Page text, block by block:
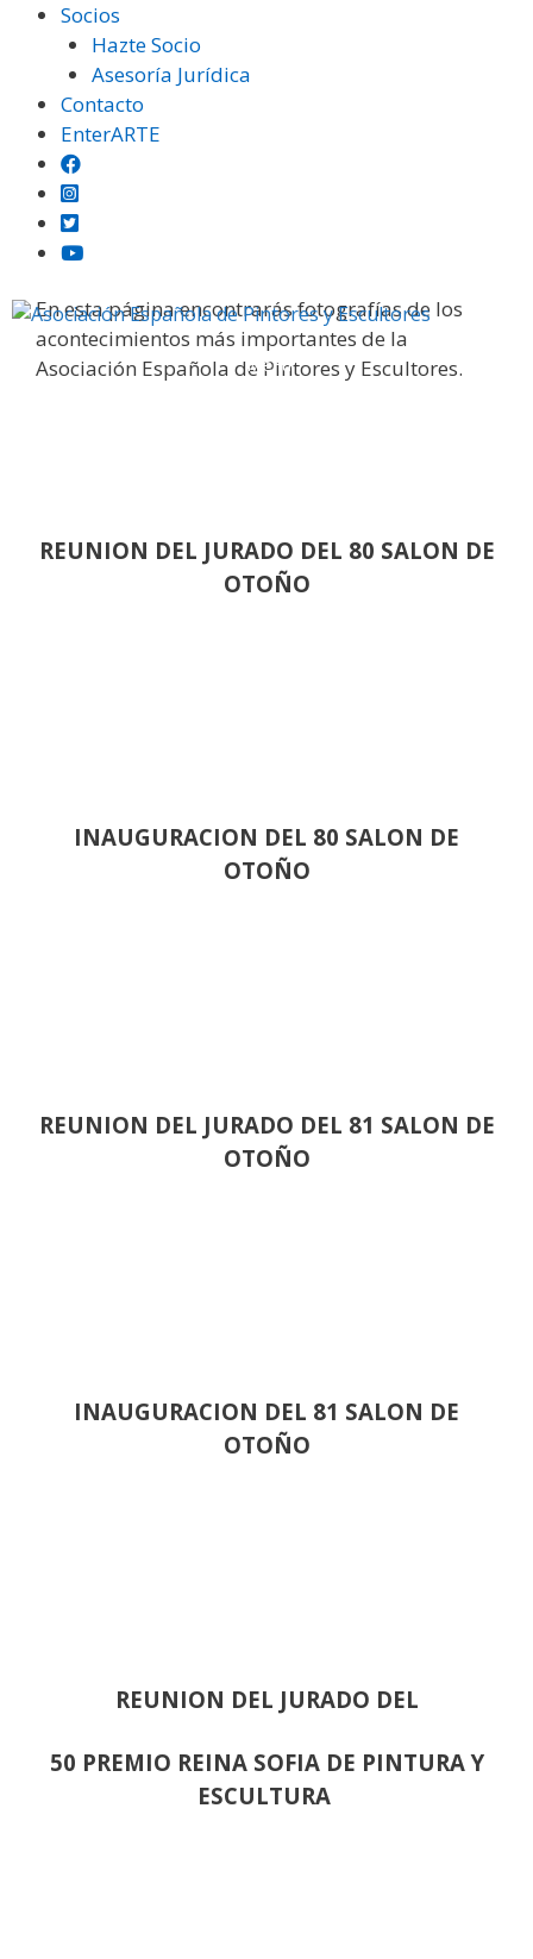
Saltar
contenido
Socios
Hazte Socio
Asesoría Jurídica
Contacto
EnterARTE
Menú
En esta página encontrarás fotografías de los
acontecimientos más importantes de la
Asociación Española de Pintores y Escultores.
REUNION DEL JURADO DEL 80 SALON DE
OTOÑO
INAUGURACION DEL 80 SALON DE
OTOÑO
REUNION DEL JURADO DEL 81 SALON DE
OTOÑO
INAUGURACION DEL 81 SALON DE
OTOÑO
REUNION DEL JURADO DEL
50 PREMIO REINA SOFIA DE PINTURA Y
ESCULTURA